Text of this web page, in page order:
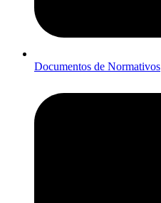
Documentos de Normativos